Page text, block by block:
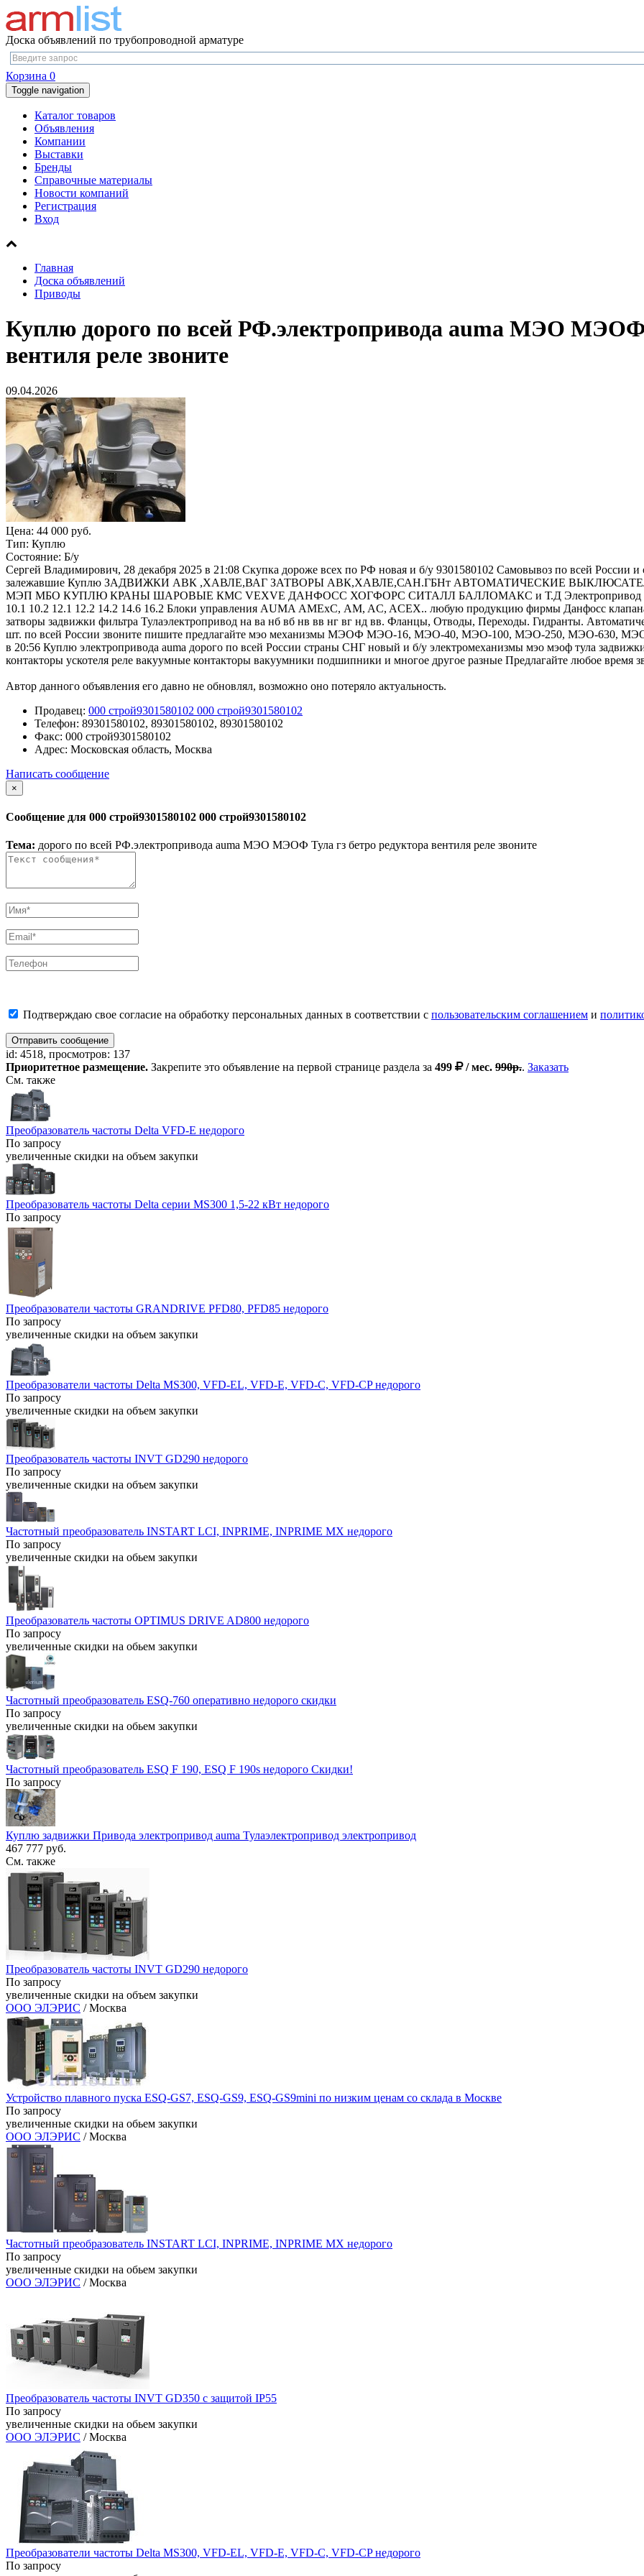
Доска объявлений по трубопроводной арматуре
Корзина 0
Toggle navigation
Каталог товаров
Объявления
Компании
Выставки
Бренды
Справочные материалы
Новости компаний
Регистрация
Вход
Главная
Доска объявлений
Приводы
Куплю дорого по всей РФ.электропривода auma МЭО МЭОФ
вентиля реле звоните
09.04.2026
Цена: 44 000 руб.
Тип: Куплю
Состояние: Б/у
Сергей Владимирович, 28 декабря 2025 в 21:08 Скупка дороже всех по РФ новая и б/у 9301580102 Самовывоз по всей России и
залежавшие Куплю ЗАДВИЖКИ АВК ,ХАВЛЕ,ВАГ ЗАТВОРЫ АВК,ХАВЛЕ,САН.ГБНт АВТОМАТИЧЕСКИЕ
МЭП МБО КУПЛЮ КРАНЫ ШАРОВЫЕ КМС VEXVE ДАНФОСС ХОГФОРС СИТАЛЛ БАЛЛОМАКС и Т.Д Элeктрoпривод
10.1 10.2 12.1 12.2 14.2 14.6 16.2 Блоки упpaвления AUMA АМЕxС, AM, AC, ACEX.. любую продукцию фирмы Данфосс
затворы задвижки фильтра Тулаэлектропривод на ва нб вб нв вв нг вг нд вв. Фланцы, Отводы, Переходы. Гидранты.
шт. по всей России звоните пишите предлагайте мэо механизмы МЭОФ МЭО-16, МЭО-40, МЭО-100, МЭО-250, МЭО-630,
в 20:56 Куплю электропривода auma дорого по всей России страны СНГ новый и б/у электромеханизмы мэо мэоф тула
контакторы ускотеля реле вакуумные контакторы вакуумники подшипники и многое другое разные Предлагайте любое время
Автор данного объявления его давно не обновлял, возможно оно потеряло актуальность.
Продавец: 000 строй9301580102 000 строй9301580102
Телефон: 89301580102, 89301580102, 89301580102
Факс: 000 строй9301580102
Адрес: Московская область, Москва
Написать сообщение
×
Сообщение для 000 строй9301580102 000 строй9301580102
Тема: дорого по всей РФ.электропривода auma МЭО МЭОФ Тула гз бетро редуктора вентиля реле звоните
Подтверждаю свое согласие на обработку персональных данных в соответствии с пользовательским соглашением и
Отправить сообщение
id: 4518, просмотров: 137
Приоритетное размещение. Закрепите это объявление на первой странице раздела за 499 / мес. 990р.. Заказать
См. также
Преобразователь частоты Delta VFD-E недорого
По запросу
увеличенные скидки на объем закупки
Преобразователь частоты Delta серии MS300 1,5-22 кВт недорого
По запросу
Преобразователи частоты GRANDRIVE PFD80, PFD85 недорого
По запросу
увеличенные скидки на объем закупки
Преобразователи частоты Delta MS300, VFD-EL, VFD-E, VFD-C, VFD-CP недорого
По запросу
увеличенные скидки на объем закупки
Преобразователь частоты INVT GD290 недорого
По запросу
увеличенные скидки на объем закупки
Частотный преобразователь INSTART LCI, INPRIME, INPRIME MX недорого
По запросу
увеличенные скидки на обьем закупки
Преобразователь частоты OPTIMUS DRIVE AD800 недорого
По запросу
увеличенные скидки на обьем закупки
Частотный преобразователь ESQ-760 оперативно недорого скидки
По запросу
увеличенные скидки на обьем закупки
Частотный преобразователь ESQ F 190, ESQ F 190s недорого Скидки!
По запросу
Куплю задвижки Привода электропривод auma Тулаэлектропривод электропривод
467 777 руб.
См. также
Преобразователь частоты INVT GD290 недорого
По запросу
увеличенные скидки на объем закупки
ООО ЭЛЭРИС / Москва
Устройство плавного пуска ESQ-GS7, ESQ-GS9, ESQ-GS9mini по низким ценам со склада в Москве
По запросу
увеличенные скидки на обьем закупки
ООО ЭЛЭРИС / Москва
Частотный преобразователь INSTART LCI, INPRIME, INPRIME MX недорого
По запросу
увеличенные скидки на обьем закупки
ООО ЭЛЭРИС / Москва
Преобразователь частоты INVT GD350 с защитой IP55
По запросу
увеличенные скидки на обьем закупки
ООО ЭЛЭРИС / Москва
Преобразователи частоты Delta MS300, VFD-EL, VFD-E, VFD-C, VFD-CP недорого
По запросу